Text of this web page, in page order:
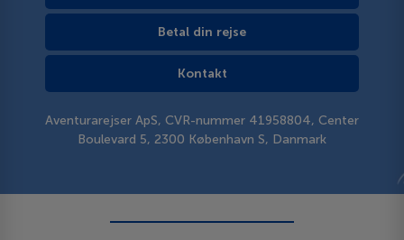
Betal din rejse
Kontakt
Aventurarejser ApS, CVR-nummer 41958804, Center
Boulevard 5, 2300 København S, Danmark